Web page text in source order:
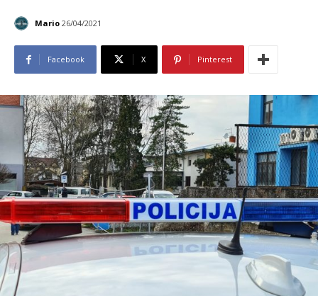
Mario 26/04/2021
Facebook X Pinterest